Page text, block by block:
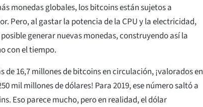
monedas globales, los bitcoins están sujetos a
Pero, al gastar la potencia de la CPU y la electricidad,
generar nuevas monedas, construyendo así la
con el tiempo.
de 16,7 millones de bitcoins en circulación, ¡valorados en
mil millones de dólares! Para 2019, ese número saltó a
Eso parece mucho, pero en realidad, el dólar